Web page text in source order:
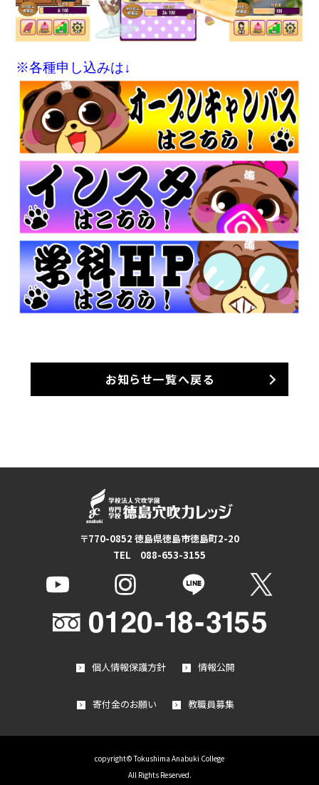
お知らせ一覧へ戻る
〒770-0852 徳島県徳島市徳島町2-20
TEL 088-653-3155
個人情報保護方針 情報公開
寄付金のお願い 教職員募集
copyright© Tokushima Anabuki College
All Rights Reserved.